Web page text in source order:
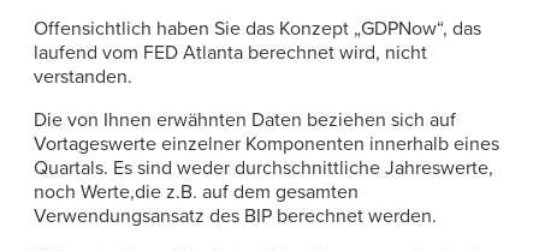
Offensichtlich haben Sie das Konzept „GDPNow“, das
laufend vom FED Atlanta berechnet wird, nicht
verstanden.
Die von Ihnen erwähnten Daten beziehen sich auf
Vortageswerte einzelner Komponenten innerhalb eines
Quartals. Es sind weder durchschnittliche Jahreswerte,
noch Werte,die z.B. auf dem gesamten
Verwendungsansatz des BIP berechnet werden.